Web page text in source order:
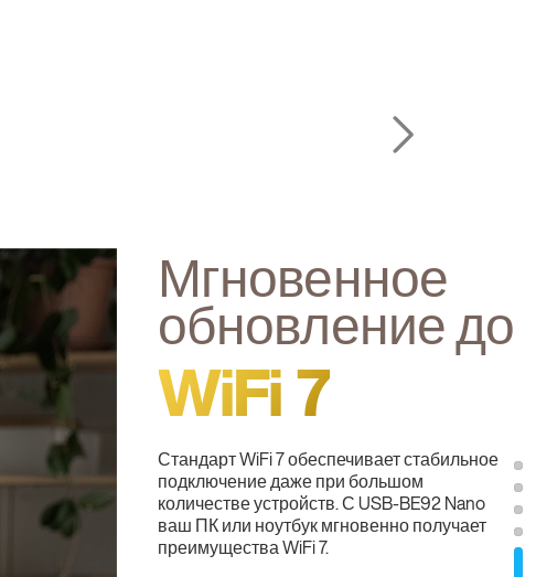
Мгновенное
обновление до
WiFi 7
Стандарт WiFi 7 обеспечивает стабильное
подключение даже при большом
количестве устройств. С USB-BE92 Nano
ваш ПК или ноутбук мгновенно получает
преимущества WiFi 7.